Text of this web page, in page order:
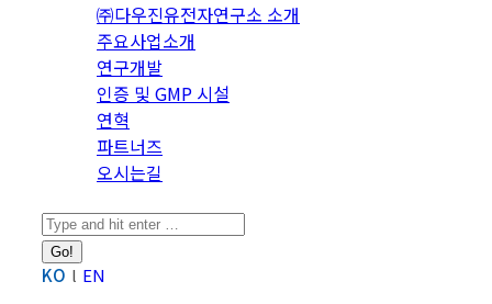
㈜다우진유전자연구소 소개
주요사업소개
연구개발
인증 및 GMP 시설
연혁
파트너즈
오시는길
Search:
KO EN